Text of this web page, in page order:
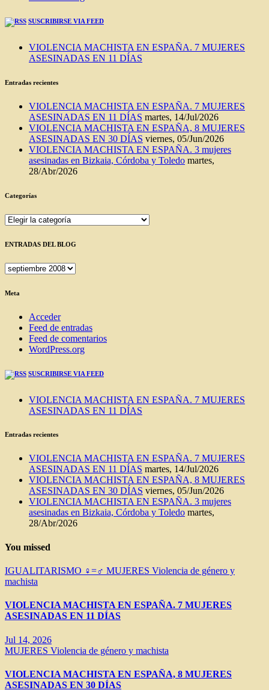
SUSCRIBIRSE VIA FEED
VIOLENCIA MACHISTA EN ESPAÑA. 7 MUJERES
ASESINADAS EN 11 DÍAS
Entradas recientes
VIOLENCIA MACHISTA EN ESPAÑA. 7 MUJERES
ASESINADAS EN 11 DÍAS martes, 14/Jul/2026
VIOLENCIA MACHISTA EN ESPAÑA, 8 MUJERES
ASESINADAS EN 30 DÍAS viernes, 05/Jun/2026
VIOLENCIA MACHISTA EN ESPAÑA. 3 mujeres
asesinadas en Bizkaia, Córdoba y Toledo martes,
28/Abr/2026
Categorías
Categorías
ENTRADAS DEL BLOG
ENTRADAS
BLOG
Meta
Acceder
Feed de entradas
Feed de comentarios
WordPress.org
SUSCRIBIRSE VIA FEED
VIOLENCIA MACHISTA EN ESPAÑA. 7 MUJERES
ASESINADAS EN 11 DÍAS
Entradas recientes
VIOLENCIA MACHISTA EN ESPAÑA. 7 MUJERES
ASESINADAS EN 11 DÍAS martes, 14/Jul/2026
VIOLENCIA MACHISTA EN ESPAÑA, 8 MUJERES
ASESINADAS EN 30 DÍAS viernes, 05/Jun/2026
VIOLENCIA MACHISTA EN ESPAÑA. 3 mujeres
asesinadas en Bizkaia, Córdoba y Toledo martes,
28/Abr/2026
You missed
IGUALITARISMO ♀=♂ MUJERES Violencia de género y
machista
VIOLENCIA MACHISTA EN ESPAÑA. 7 MUJERES
ASESINADAS EN 11 DÍAS
Jul 14, 2026
MUJERES Violencia de género y machista
VIOLENCIA MACHISTA EN ESPAÑA, 8 MUJERES
ASESINADAS EN 30 DÍAS